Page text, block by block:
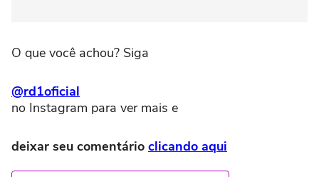
O que você achou? Siga
@rd1oficial
no Instagram para ver mais e
deixar seu comentário clicando aqui